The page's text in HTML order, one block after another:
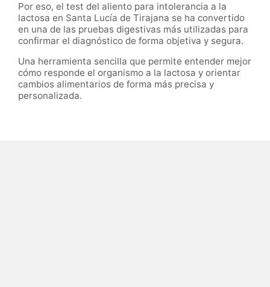
Por eso, el test del aliento para intolerancia a la
lactosa en Santa Lucía de Tirajana se ha convertido
en una de las pruebas digestivas más utilizadas para
confirmar el diagnóstico de forma objetiva y segura.
Una herramienta sencilla que permite entender mejor
cómo responde el organismo a la lactosa y orientar
cambios alimentarios de forma más precisa y
personalizada.